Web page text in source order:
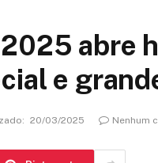
abre
e
20/03/2025 Nenhum